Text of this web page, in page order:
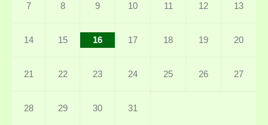
7 8 9 10 11 12 13
14 15 16 17 18 19 20
21 22 23 24 25 26 27
28 29 30 31